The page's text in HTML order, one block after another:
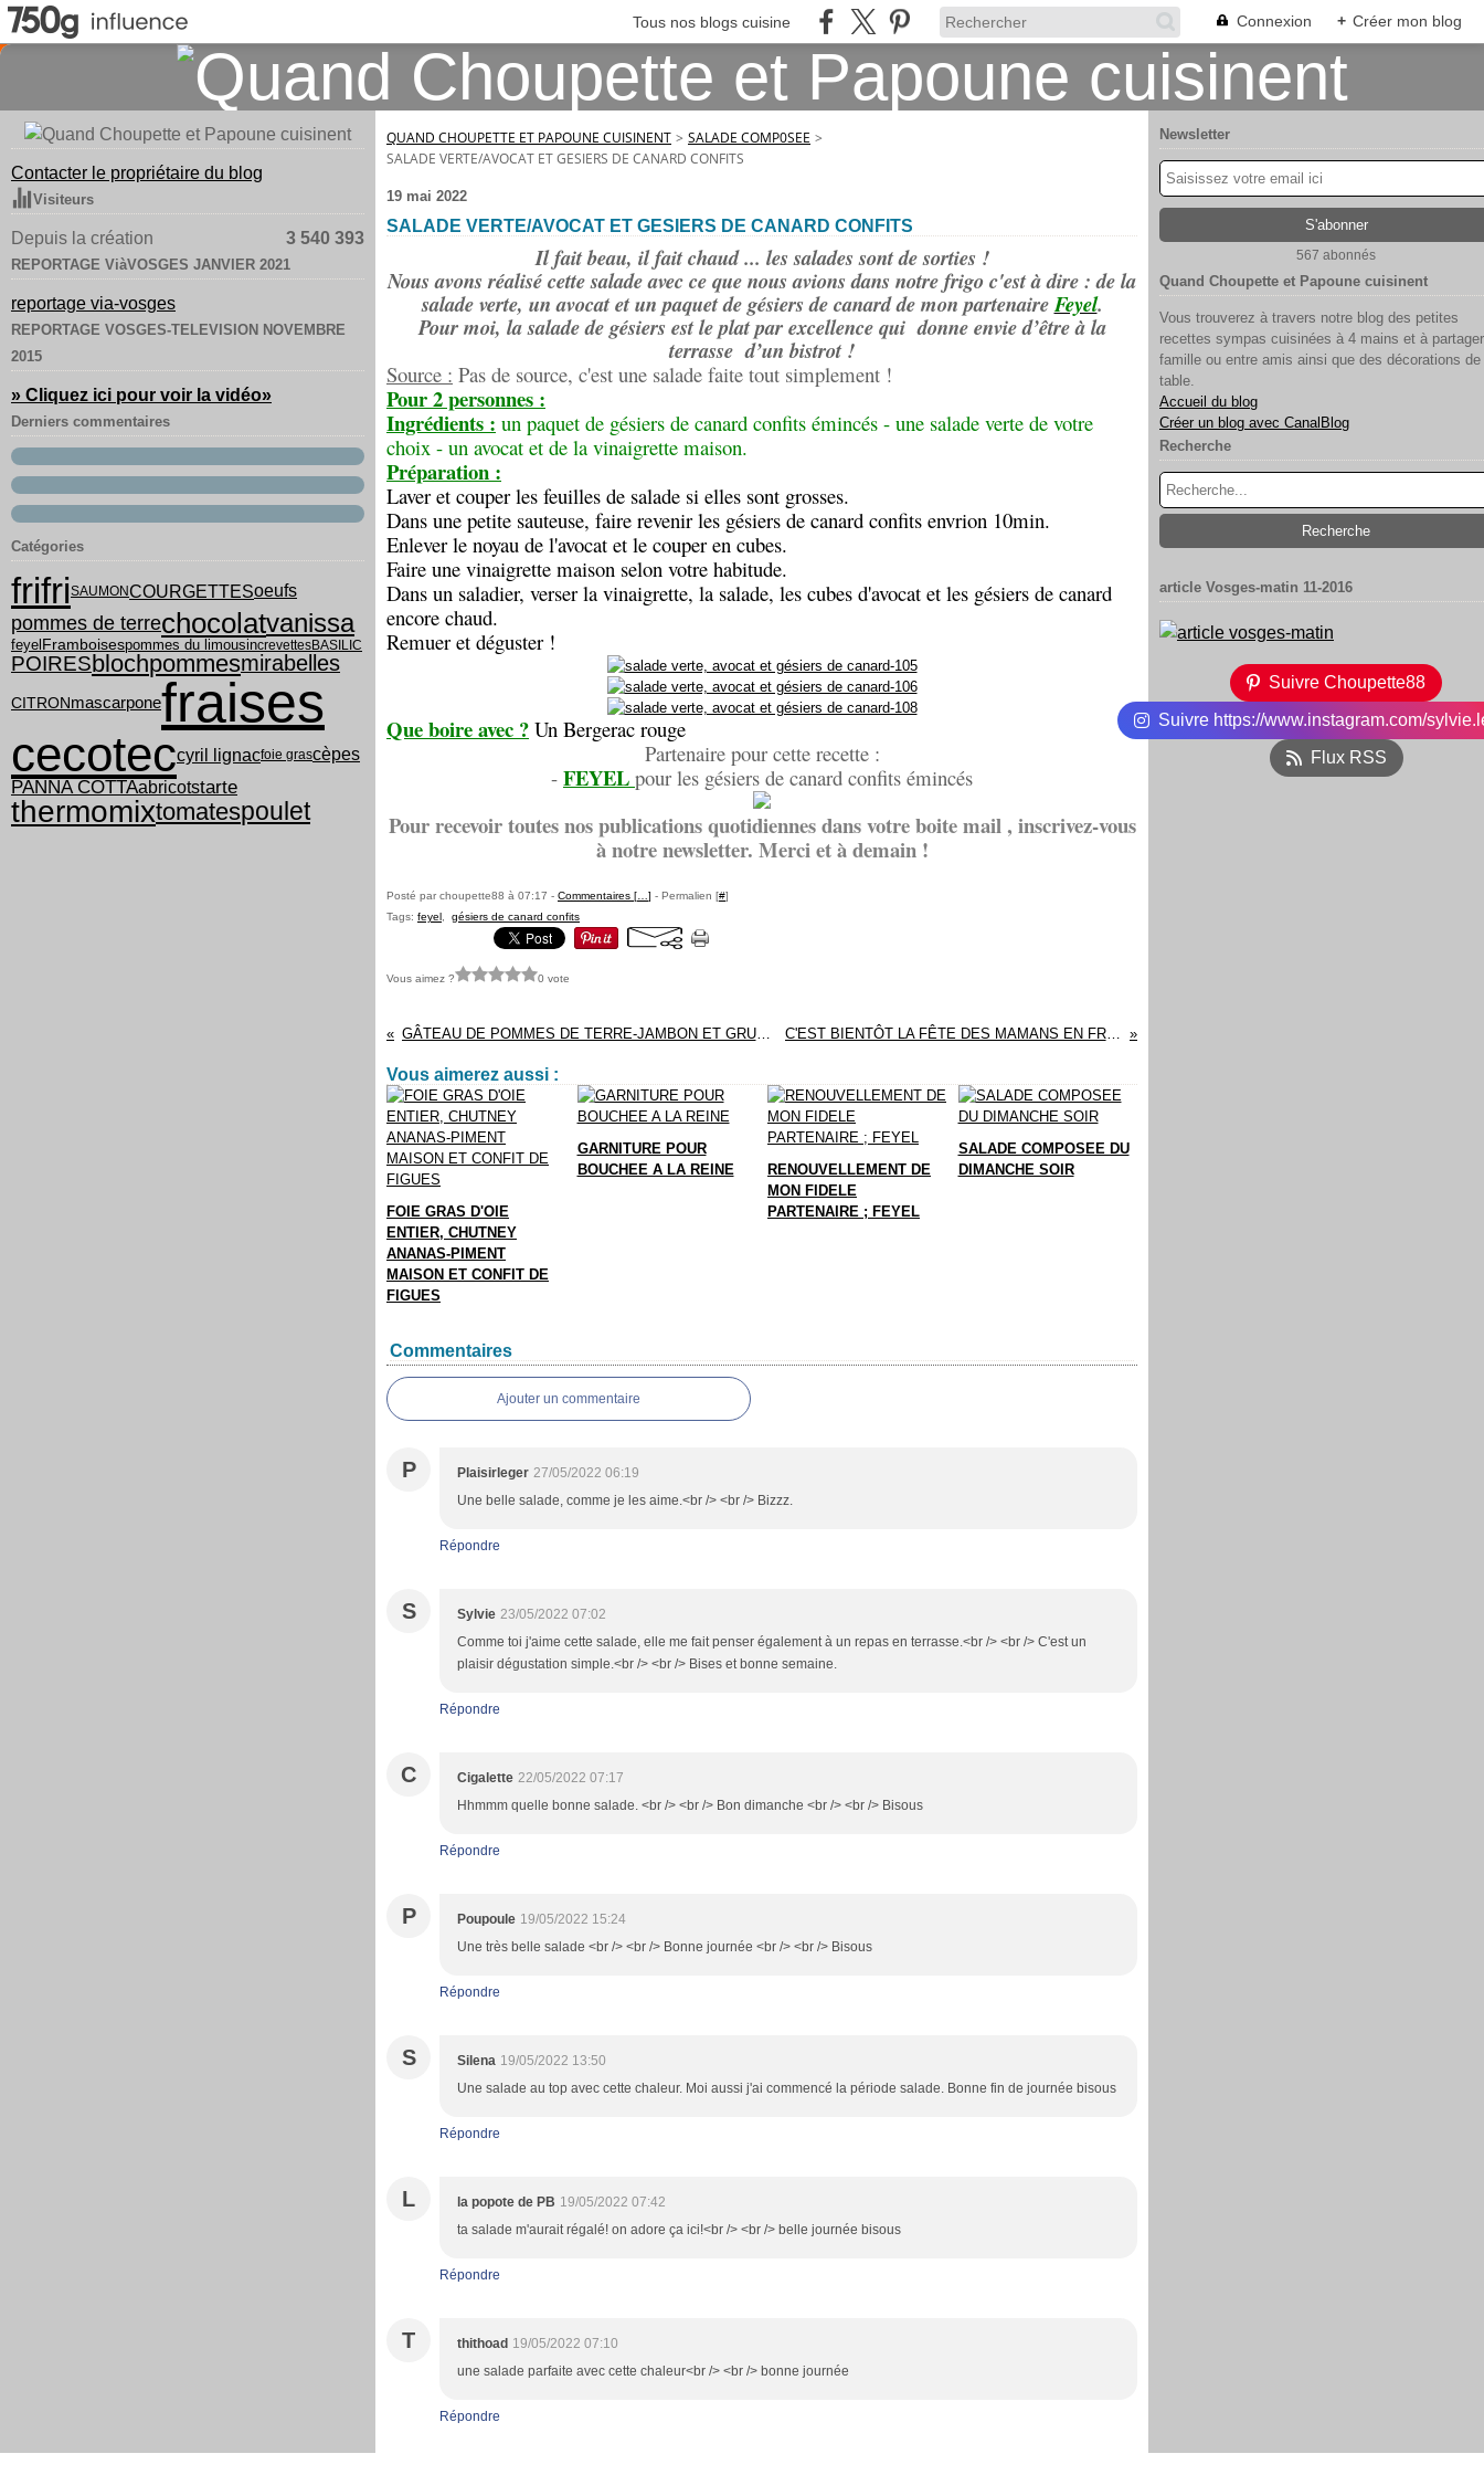
Tous nos blogs cuisine Connexion + Créer mon blog
Contacter le propriétaire du blog
Visiteurs
Depuis la création 3 540 393
REPORTAGE ViàVOSGES JANVIER 2021
reportage via-vosges
REPORTAGE VOSGES-TELEVISION NOVEMBRE
2015
» Cliquez ici pour voir la vidéo»
Derniers commentaires
Catégories
frifriSAUMONCOURGETTESoeufs
pommes de terrechocolatvanissa
feyel Framboisespommes du limousincrevettesBASILIC
POIRESblochpommesmirabelles
CITRONmascarponefraises
cecoteccyril lignacfoie grascèpes
PANNA COTTAabricotstarte
thermomixtomatespoulet
QUAND CHOUPETTE ET PAPOUNE CUISINENT > SALADE COMP0SEE >
SALADE VERTE/AVOCAT ET GESIERS DE CANARD CONFITS
19 mai 2022
SALADE VERTE/AVOCAT ET GESIERS DE CANARD CONFITS
Il fait beau, il fait chaud ... les salades sont de sorties !
Nous avons réalisé cette salade avec ce que nous avions dans notre frigo c'est à dire : de la
salade verte, un avocat et un paquet de gésiers de canard de mon partenaireFeyel.
Pour moi, la salade de gésiers est le plat par excellence qui donne envie d’être à la
terrasse d’un bistrot !
Source : Pas de source, c'est une salade faite tout simplement !
Pour 2 personnes :
Ingrédients : un paquet de gésiers de canard confits émincés - une salade verte de votre
choix - un avocat et de la vinaigrette maison.
Préparation :
Laver et couper les feuilles de salade si elles sont grosses.
Dans une petite sauteuse, faire revenir les gésiers de canard confits envrion 10min.
Enlever le noyau de l'avocat et le couper en cubes.
Faire une vinaigrette maison selon votre habitude.
Dans un saladier, verser la vinaigrette, la salade, les cubes d'avocat et les gésiers de canard
encore chaud.
Remuer et déguster !
Que boire avec ? Un Bergerac rouge
Partenaire pour cette recette :
- FEYEL pour les gésiers de canard confits émincés
Pour recevoir toutes nos publications quotidiennes dans votre boite mail , inscrivez-vous
à notre newsletter. Merci et à demain !
Posté par choupette88 à 07:17 - Commentaires [ ] - Permalien [#]
Tags: feyel gésiers de canard confits
Vous aimez ? 0 vote
GÂTEAU DE POMMES DE TERRE-JAMBON ET GRUYERE C'EST BIENTÔT LA FÊTE DES MAMANS EN FRANCE
Vous aimerez aussi :
FOIE GRAS D'OIE
ENTIER, CHUTNEY
ANANAS-PIMENT
MAISON ET CONFIT DE
FIGUES
GARNITURE POUR
BOUCHEE A LA REINE
RENOUVELLEMENT DE
MON FIDELE
PARTENAIRE ; FEYEL
SALADE COMPOSEE DU
DIMANCHE SOIR
Commentaires
Ajouter un commentaire
P Plaisirleger 27/05/2022 06:19
Une belle salade, comme je les aime.<br /> <br /> Bizzz.
Répondre
S Sylvie 23/05/2022 07:02
Comme toi j'aime cette salade, elle me fait penser également à un repas en terrasse.<br /> <br /> C'est un
plaisir dégustation simple.<br /> <br /> Bises et bonne semaine.
Répondre
C Cigalette 22/05/2022 07:17
Hhmmm quelle bonne salade. <br /> <br /> Bon dimanche <br /> <br /> Bisous
Répondre
P Poupoule 19/05/2022 15:24
Une très belle salade <br /> <br /> Bonne journée <br /> <br /> Bisous
Répondre
S Silena 19/05/2022 13:50
Une salade au top avec cette chaleur. Moi aussi j'ai commencé la période salade. Bonne fin de journée bisous
Répondre
L la popote de PB 19/05/2022 07:42
ta salade m'aurait régalé! on adore ça ici!<br /> <br /> belle journée bisous
Répondre
T thithoad 19/05/2022 07:10
une salade parfaite avec cette chaleur<br /> <br /> bonne journée
Répondre
Newsletter
567 abonnés
Quand Choupette et Papoune cuisinent
Vous trouverez à travers notre blog des petites
recettes sympas cuisinées à 4 mains et à
famille ou entre amis ainsi que des décorations de
table.
Accueil du blog
Créer un blog avec CanalBlog
Recherche
article Vosges-matin 11-2016
Suivre Choupette88
Suivre https://www.instagram.com/
Flux RSS